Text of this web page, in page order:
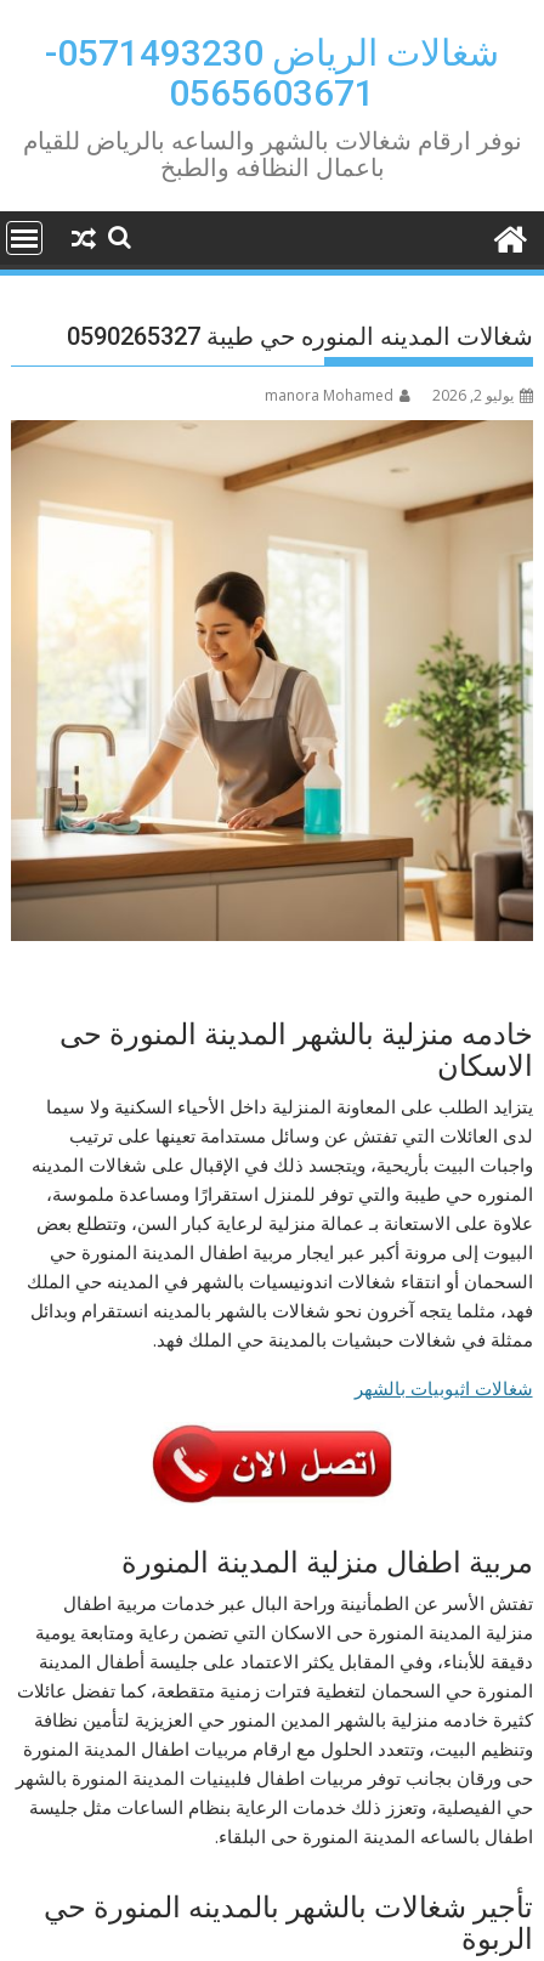
content
شغالات الرياض 0571493230-
0565603671
نوفر ارقام شغالات بالشهر والساعه بالرياض للقيام
باعمال النظافه والطبخ
شغالات المدينه المنوره حي طيبة 0590265327
يوليو 2, 2026 manora Mohamed
خادمه منزلية بالشهر المدينة المنورة حى
الاسكان
يتزايد الطلب على المعاونة المنزلية داخل الأحياء السكنية ولا سيما
لدى العائلات التي تفتش عن وسائل مستدامة تعينها على ترتيب
واجبات البيت بأريحية، ويتجسد ذلك في الإقبال على شغالات المدينه
المنوره حي طيبة والتي توفر للمنزل استقرارًا ومساعدة ملموسة،
علاوة على الاستعانة بـ عمالة منزلية لرعاية كبار السن، وتتطلع بعض
البيوت إلى مرونة أكبر عبر ايجار مربية اطفال المدينة المنورة حي
السحمان أو انتقاء شغالات اندونيسيات بالشهر في المدينه حي الملك
فهد، مثلما يتجه آخرون نحو شغالات بالشهر بالمدينه انستقرام وبدائل
ممثلة في شغالات حبشيات بالمدينة حي الملك فهد.
شغالات اثيوبيات بالشهر
مربية اطفال منزلية المدينة المنورة
تفتش الأسر عن الطمأنينة وراحة البال عبر خدمات مربية اطفال
منزلية المدينة المنورة حى الاسكان التي تضمن رعاية ومتابعة يومية
دقيقة للأبناء، وفي المقابل يكثر الاعتماد على جليسة أطفال المدينة
المنورة حي السحمان لتغطية فترات زمنية متقطعة، كما تفضل عائلات
كثيرة خادمه منزلية بالشهر المدين المنور حي العزيزية لتأمين نظافة
وتنظيم البيت، وتتعدد الحلول مع ارقام مربيات اطفال المدينة المنورة
حى ورقان بجانب توفر مربيات اطفال فلبينيات المدينة المنورة بالشهر
حي الفيصلية، وتعزز ذلك خدمات الرعاية بنظام الساعات مثل جليسة
اطفال بالساعه المدينة المنورة حى البلقاء.
تأجير شغالات بالشهر بالمدينه المنورة حي
الربوة